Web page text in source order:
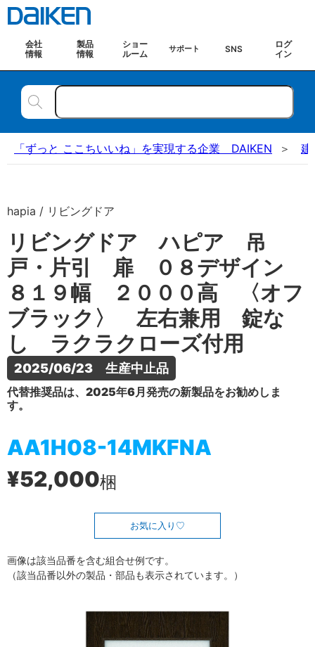
会社
情報
製品
情報
ショー
ルーム
サポート SNS
ログ
イン
「ずっと ここちいいね」を実現する企業 DAIKEN 建
hapia / リビングドア
リビングドア ハピア 吊
戸・片引 扉 ０８デザイン
８１９幅 ２０００高 〈オフ
ブラック〉 左右兼用 錠な
し ラクラクローズ付用
2025/06/23　生産中止品
代替推奨品は、2025年6月発売の新製品をお勧めしま
す。
AA1H08-14MKFNA
¥52,000梱
お気に入り
画像は該当品番を含む組合せ例です。
（該当品番以外の製品・部品も表示されています。）